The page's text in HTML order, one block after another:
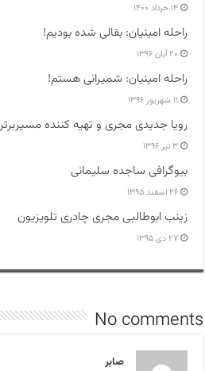
۱۴ خرداد ۱۴۰۰
راحله امینیان: بقالی شده بودیم!
۲۰ آبان ۱۳۹۶
راحله امینیان: شمیرانی هستم!
۱۱ شهریور ۱۳۹۶
رویا جدیدی مجری و تهیه کننده مسیربرتر
۳ تیر ۱۳۹۶
بیوگرافی ساجده سلیمانی
۲۶ اسفند ۱۳۹۵
زینب ابوطالبی مجری چادری تلویزیون
۲۷ دی ۱۳۹۵
No comments
صابر